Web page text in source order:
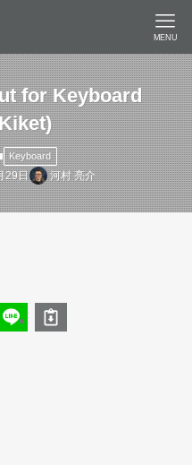
MENU
for Keyboard
Keyboard
29日 河村 亮介